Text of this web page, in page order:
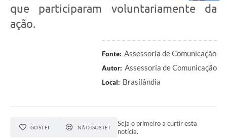
que participaram voluntariamente da
ação.
Fonte: Assessoria de Comunicação
Autor: Assessoria de Comunicação
Local: Brasilândia
GOSTEI NÃO GOSTEI
Seja o primeiro a curtir esta
notícia.